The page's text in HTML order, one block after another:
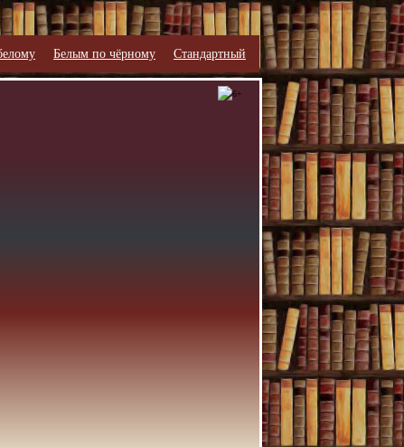
Стандартный
Белым по чёрному